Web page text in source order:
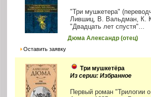
"Три мушкетера"
Лившиц, В. Вальдман, К.
"Двадцать лет спустя"...
Дюма Александр (отец)
Оставить заявку
Три мушкетёра
Из серии: Избранное
Первый роман "Трилогии